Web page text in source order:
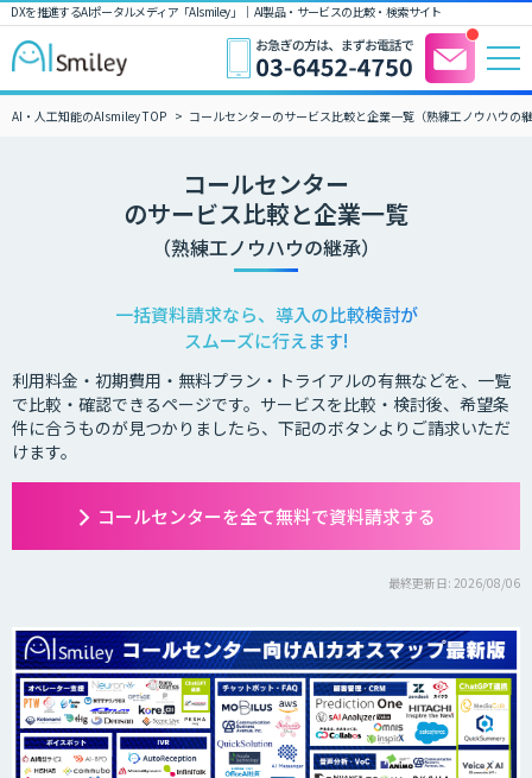
DXを推進するAIポータルメディア「AIsmiley」｜ AI製品・サービスの比較・検索サイト
AI・人工知能のAIsmiley TOP コールセンターのサービス比較と企業一覧（熟練工ノウハウの
コールセンター
のサービス比較と企業一覧
（熟練工ノウハウの継承）
一括資料請求なら、導入の比較検討が
スムーズに行えます!
利用料金・初期費用・無料プラン・トライアルの有無などを、一覧
で比較・確認できるページです。サービスを比較・検討後、希望条
件に合うものが見つかりましたら、下記のボタンよりご請求いただ
けます。
コールセンターを全て無料で資料請求する
最終更新日: 2026/08/06